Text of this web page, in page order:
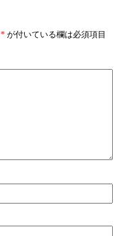
*が付いている欄は必須項目